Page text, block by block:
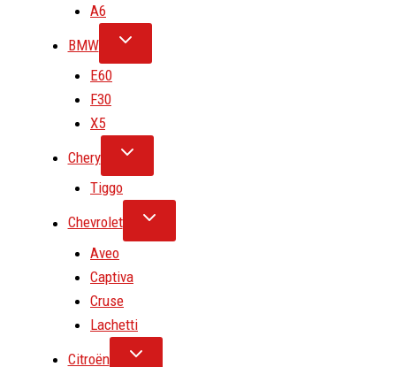
A6
BMW
E60
F30
X5
Chery
Tiggo
Chevrolet
Aveo
Captiva
Cruse
Lachetti
Citroën